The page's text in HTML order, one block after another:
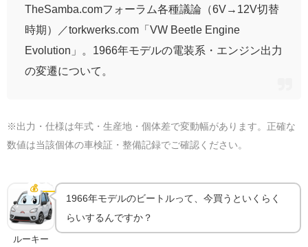
TheSamba.comフォーラム各種議論（6V→12V切替
時期）／torkwerks.com「VW Beetle Engine
Evolution」。1966年モデルの電装系・エンジン出力
の変遷について。
※出力・仕様は年式・生産地・個体差で変動幅があります。正確な
数値は当該個体の車検証・整備記録でご確認ください。
💰 中古相場
1966年モデルは今いくら？国内外の中古相場
ルーキー
1966年モデルのビートルって、今買うといくらく
らいするんですか？